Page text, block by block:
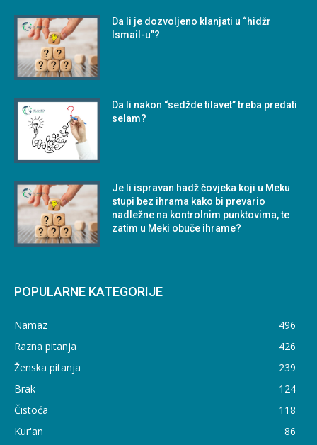
Da li je dozvoljeno klanjati u “hidžr
Ismail-u”?
Da li nakon “sedžde tilavet” treba predati
selam?
Je li ispravan hadž čovjeka koji u Meku
stupi bez ihrama kako bi prevario
nadležne na kontrolnim punktovima, te
zatim u Meki obuče ihrame?
POPULARNE KATEGORIJE
Namaz
496
Razna pitanja
426
Ženska pitanja
239
Brak
124
Čistoća
118
Kur'an
86